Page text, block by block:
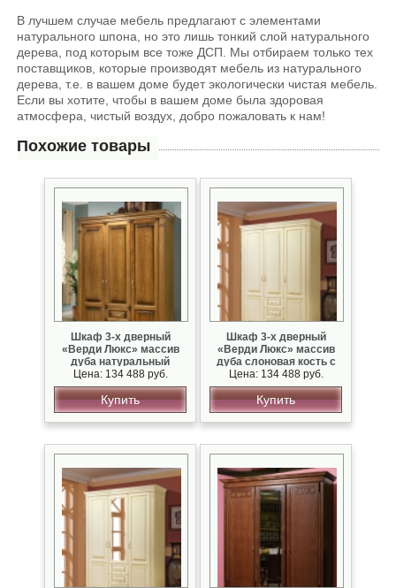
В лучшем случае мебель предлагают с элементами
натурального шпона, но это лишь тонкий слой натурального
дерева, под которым все тоже ДСП. Мы отбираем только тех
поставщиков, которые производят мебель из натурального
дерева, т.е. в вашем доме будет экологически чистая мебель.
Если вы хотите, чтобы в вашем доме была здоровая
атмосфера, чистый воздух, добро пожаловать к нам!
Похожие товары
Шкаф 3-х дверный
«Верди Люкс» массив
дуба натуральный
Цена: 134 488 руб.
Купить
Шкаф 3-х дверный
«Верди Люкс» массив
дуба слоновая кость с
золотом
Цена: 134 488 руб.
Купить